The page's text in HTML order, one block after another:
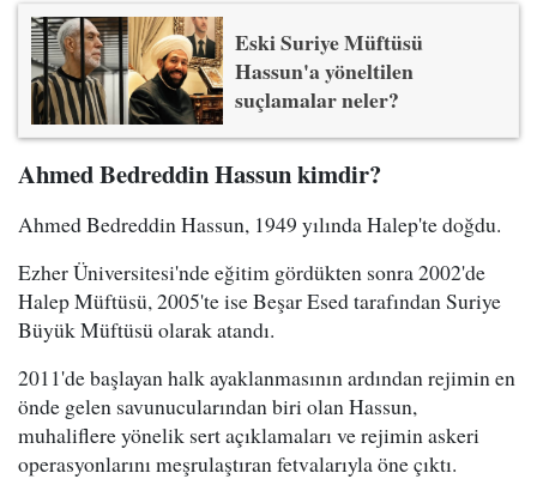
Eski Suriye Müftüsü
Hassun'a yöneltilen
suçlamalar neler?
Ahmed Bedreddin Hassun kimdir?
Ahmed Bedreddin Hassun, 1949 yılında Halep'te doğdu.
Ezher Üniversitesi'nde eğitim gördükten sonra 2002'de
Halep Müftüsü, 2005'te ise Beşar Esed tarafından Suriye
Büyük Müftüsü olarak atandı.
2011'de başlayan halk ayaklanmasının ardından rejimin en
önde gelen savunucularından biri olan Hassun,
muhaliflere yönelik sert açıklamaları ve rejimin askeri
operasyonlarını meşrulaştıran fetvalarıyla öne çıktı.